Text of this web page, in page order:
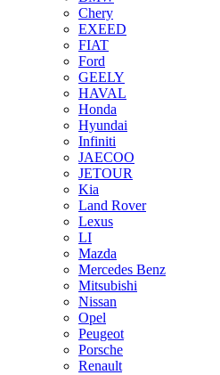
Chery
EXEED
FIAT
Ford
GEELY
HAVAL
Honda
Hyundai
Infiniti
JAECOO
JETOUR
Kia
Land Rover
Lexus
LI
Mazda
Mercedes Benz
Mitsubishi
Nissan
Opel
Peugeot
Porsche
Renault